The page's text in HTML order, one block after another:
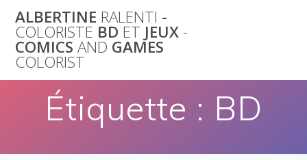
to
content
ALBERTINE RALENTI -
COLORISTE BD ET JEUX -
COMICS AND GAMES
COLORIST
Étiquette : BD